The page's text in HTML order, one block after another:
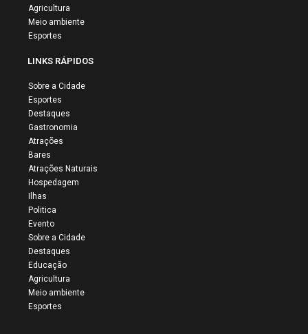
Agricultura
Meio ambiente
Esportes
LINKS RÁPIDOS
Sobre a Cidade
Esportes
Destaques
Gastronomia
Atrações
Bares
Atrações Naturais
Hospedagem
Ilhas
Politica
Evento
Sobre a Cidade
Destaques
Educação
Agricultura
Meio ambiente
Esportes